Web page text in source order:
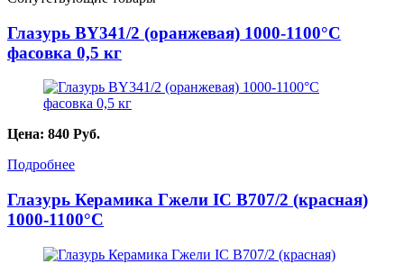
Глазурь BY341/2 (оранжевая) 1000-1100°С
фасовка 0,5 кг
Цена: 840 Руб.
Подробнее
Глазурь Керамика Гжели IC B707/2 (красная)
1000-1100°С